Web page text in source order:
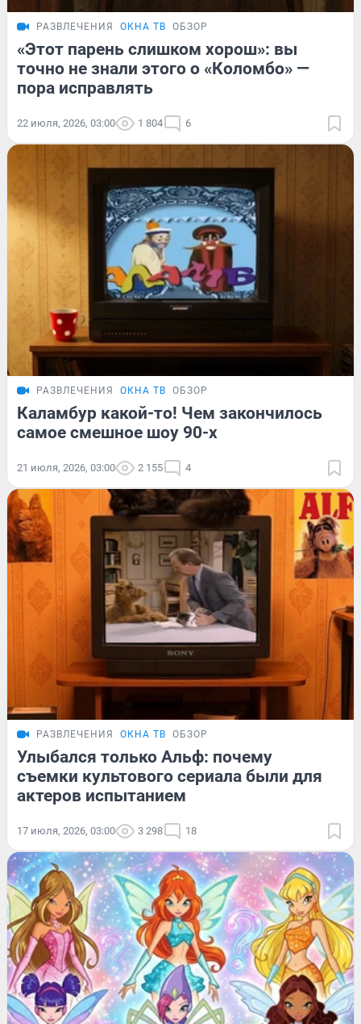
РАЗВЛЕЧЕНИЯ ОКНА ТВ ОБЗОР
«Этот парень слишком хорош»: вы
точно не знали этого о «Коломбо» —
пора исправлять
22 июля, 2026, 03:00 1 804 6
РАЗВЛЕЧЕНИЯ ОКНА ТВ ОБЗОР
Каламбур какой-то! Чем закончилось
самое смешное шоу 90-х
21 июля, 2026, 03:00 2 155 4
РАЗВЛЕЧЕНИЯ ОКНА ТВ ОБЗОР
Улыбался только Альф: почему
съемки культового сериала были для
актеров испытанием
17 июля, 2026, 03:00 3 298 18